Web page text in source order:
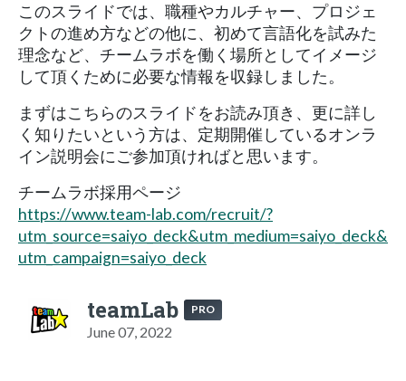
このスライドでは、職種やカルチャー、プロジェ
クトの進め方などの他に、初めて言語化を試みた
理念など、チームラボを働く場所としてイメージ
して頂くために必要な情報を収録しました。
まずはこちらのスライドをお読み頂き、更に詳し
く知りたいという方は、定期開催しているオンラ
イン説明会にご参加頂ければと思います。
チームラボ採用ページ
https://www.team-lab.com/recruit/?
utm_source=saiyo_deck&utm_medium=saiyo_deck&
utm_campaign=saiyo_deck
teamLab PRO
June 07, 2022